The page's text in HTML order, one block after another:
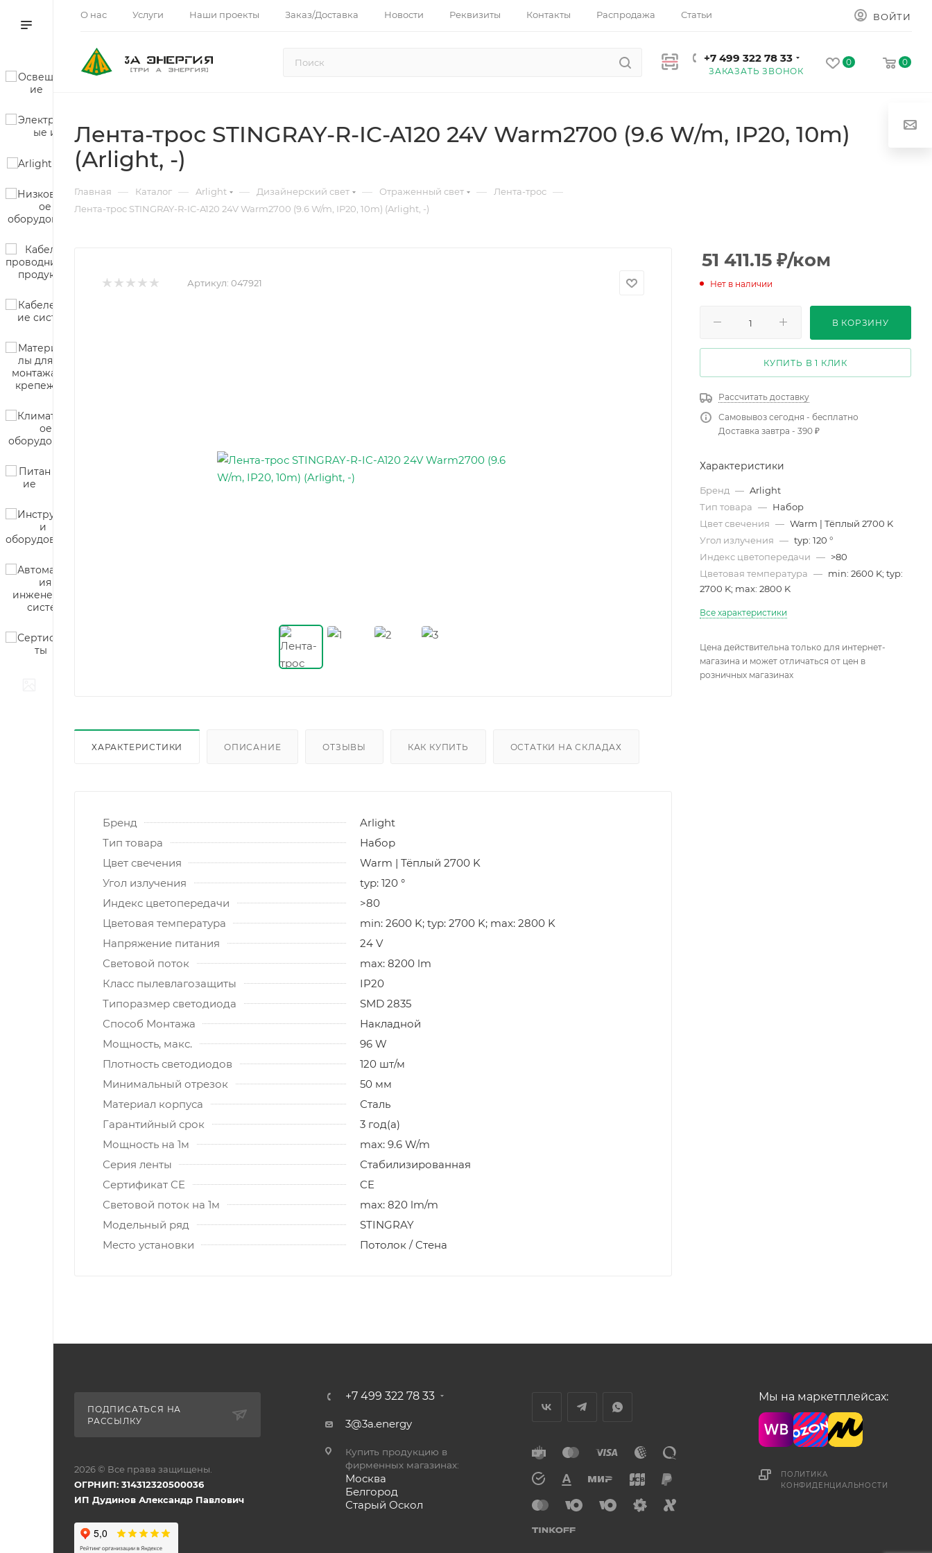
О нас Услуги Наши проекты Заказ/Доставка Новости Реквизиты Контакты Распродажа Статьи ВОЙТИ
+7 499 322 78 33
ЗАКАЗАТЬ ЗВОНОК
0 0
Лента-трос STINGRAY-R-IC-A120 24V Warm2700 (9.6 W/m, IP20, 10m)
(Arlight, -)
Главная — Каталог — Arlight — Дизайнерский свет — Отраженный свет — Лента-трос —
Лента-трос STINGRAY-R-IC-A120 24V Warm2700 (9.6 W/m, IP20, 10m) (Arlight, -)
Артикул: 047921
ХАРАКТЕРИСТИКИ ОПИСАНИЕ ОТЗЫВЫ КАК КУПИТЬ ОСТАТКИ НА СКЛАДАХ
Бренд
Arlight
Тип товара
Набор
Цвет свечения
Warm | Тёплый 2700 K
Угол излучения
typ: 120 °
Индекс цветопередачи
>80
Цветовая температура
min: 2600 K; typ: 2700 K; max: 2800 K
Напряжение питания
24 V
Световой поток
max: 8200 lm
Класс пылевлагозащиты
IP20
Типоразмер светодиода
SMD 2835
Способ Монтажа
Накладной
Мощность, макс.
96 W
Плотность светодиодов
120 шт/м
Минимальный отрезок
50 мм
Материал корпуса
Сталь
Гарантийный срок
3 год(а)
Мощность на 1м
max: 9.6 W/m
Серия ленты
Стабилизированная
Сертификат CE
CE
Световой поток на 1м
max: 820 lm/m
Модельный ряд
STINGRAY
Место установки
Потолок / Cтена
51 411.15 ₽/ком
Нет в наличии
В КОРЗИНУ
КУПИТЬ В 1 КЛИК
Рассчитать доставку
Самовывоз сегодня - бесплатно
Доставка завтра - 390 ₽
Характеристики
Бренд — Arlight
Тип товара — Набор
Цвет свечения — Warm | Тёплый 2700 K
Угол излучения — typ: 120 °
Индекс цветопередачи — >80
Цветовая температура — min: 2600 K; typ:
2700 K; max: 2800 K
Все характеристики
Цена действительна только для интернет-
магазина и может отличаться от цен в
розничных магазинах
ПОДПИСАТЬСЯ НА
РАССЫЛКУ
2026 © Все права защищены.
ОГРНИП: 314312320500036
ИП Дудинов Александр Павлович
+7 499 322 78 33
3@3a.energy
Купить продукцию в
фирменных магазинах:
Москва
Белгород
Старый Оскол
Мы на маркетплейсах:
ПОЛИТИКА
КОНФИДЕНЦИАЛЬНОСТИ